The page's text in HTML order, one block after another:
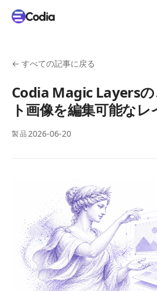
← すべての記事に戻る
Codia Magic Layersの
ト画像を編集可能な
製品2026-06-20